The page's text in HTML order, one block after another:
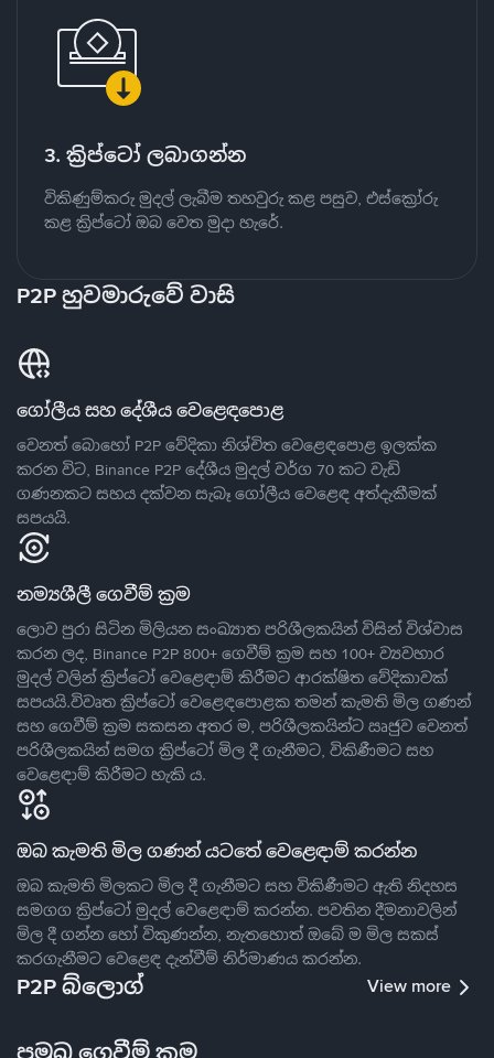
3. ක්‍රිප්ටෝ ලබාගන්න
විකිණුම්කරු මුදල් ලැබීම තහවුරු කළ පසුව, එස්ක්‍රෝරු
කළ ක්‍රිප්ටෝ ඔබ වෙත මුදා හැරේ.
P2P හුවමාරුවේ වාසි
ගෝලීය සහ දේශීය වෙළෙඳපොළ
වෙනත් බොහෝ P2P වේදිකා නිශ්චිත වෙළෙඳපොළ ඉලක්ක
කරන විට, Binance P2P දේශීය මුදල් වර්ග 70 කට වැඩි
ගණනකට සහය දක්වන සැබෑ ගෝලීය වෙළෙඳ අත්දැකීමක්
සපයයි.
නම්‍යශීලී ගෙවීම් ක්‍රම
ලොව පුරා සිටින මිලියන සංඛ්‍යාත පරිශීලකයින් විසින් විශ්වාස
කරන ලද, Binance P2P 800+ ගෙවීම් ක්‍රම සහ 100+ ව්‍යවහාර
මුදල් වලින් ක්‍රිප්ටෝ වෙළෙඳාම් කිරීමට ආරක්ෂිත වේදිකාවක්
සපයයි.විවෘත ක්‍රිප්ටෝ වෙළෙඳපොළක තමන් කැමති මිල ගණන්
සහ ගෙවීම් ක්‍රම සකසන අතර ම, පරිශීලකයින්ට ඍජුව වෙනත්
පරිශීලකයින් සමග ක්‍රිප්ටෝ මිල දී ගැනීමට, විකිණීමට සහ
වෙළෙඳාම් කිරීමට හැකි ය.
ඔබ කැමති මිල ගණන් යටතේ වෙළෙඳාම් කරන්න
ඔබ කැමති මිලකට මිල දී ගැනීමට සහ විකිණීමට ඇති නිදහස
සමගග ක්‍රිප්ටෝ මුදල් වෙළෙඳාම් කරන්න. පවතින දීමනාවලින්
මිල දී ගන්න හෝ විකුණන්න, නැතහොත් ඔබේ ම මිල සකස්
කරගැනීමට වෙළෙඳ දැන්වීම් නිර්මාණය කරන්න.
P2P බ්ලොග් View more